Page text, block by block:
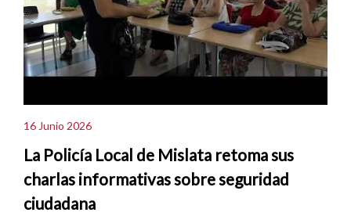
16 Junio 2026
La Policía Local de Mislata retoma sus
charlas informativas sobre seguridad
ciudadana